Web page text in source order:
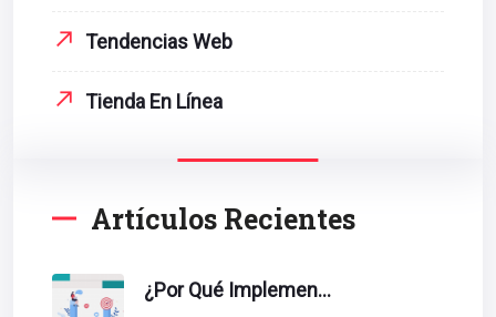
Tendencias Web
Tienda En Línea
Artículos Recientes
¿Por Qué Implementar La Metodología Inbound Marketing En Tu Empresa?